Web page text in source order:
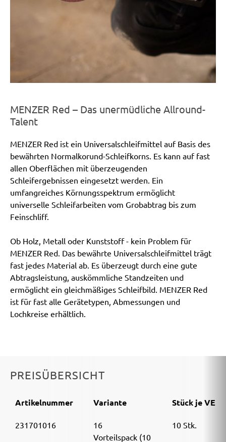
MENZER Red – Das unermüdliche Allround-
Talent
MENZER Red ist ein Universalschleifmittel auf Basis des
bewährten Normalkorund-Schleifkorns. Es kann auf fast
allen Oberflächen mit überzeugenden
Schleifergebnissen eingesetzt werden. Ein
umfangreiches Körnungsspektrum ermöglicht
universelle Schleifarbeiten vom Grobabtrag bis zum
Feinschliff.
Ob Holz, Metall oder Kunststoff - kein Problem für
MENZER Red. Das bewährte Universalschleifmittel trägt
fast jedes Material ab. Es überzeugt durch eine gute
Abtragsleistung, auskömmliche Standzeiten und
ermöglicht ein gleichmäßiges Schleifbild. MENZER Red
ist für fast alle Gerätetypen, Abmessungen und
Lochkreise erhältlich.
PREISÜBERSICHT
Artikelnummer Variante Stück je VE
231701016
16
Vorteilspack (10
10 Stk.